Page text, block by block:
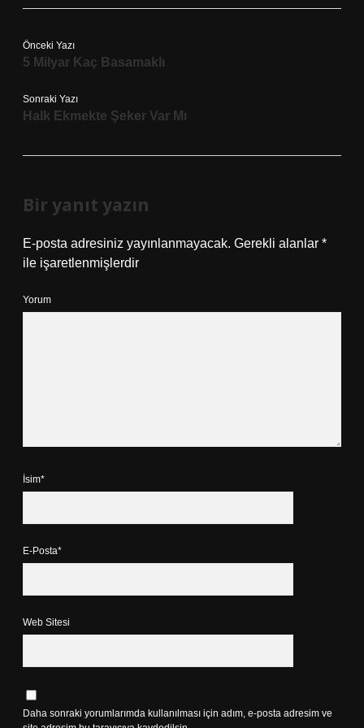
Önceki Yazı
5 Milyar Kaç Basamaklı
Sonraki Yazı
Halk Ekmekte Şeker Var Mı
Bir yanıt yazın
E-posta adresiniz yayınlanmayacak. Gerekli alanlar *
ile işaretlenmişlerdir
Yorum
İsim*
E-Posta*
Web Sitesi
Daha sonraki yorumlarımda kullanılması için adım, e-posta adresim ve